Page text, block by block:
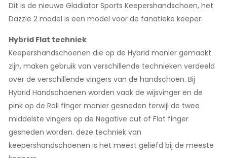
Dit is de nieuwe Gladiator Sports Keepershandschoen, het
Dazzle 2 model is een model voor de fanatieke keeper.
Hybrid Flat techniek
Keepershandschoenen die op de Hybrid manier gemaakt
zijn, maken gebruik van verschillende technieken verdeeld
over de verschillende vingers van de handschoen. Bij
Hybrid Handschoenen worden vaak de wijsvinger en de
pink op de Roll finger manier gesneden terwijl de twee
middelste vingers op de Negative cut of Flat finger
gesneden worden. deze techniek van
keepershandschoenen is het meest geliefd bij de meeste